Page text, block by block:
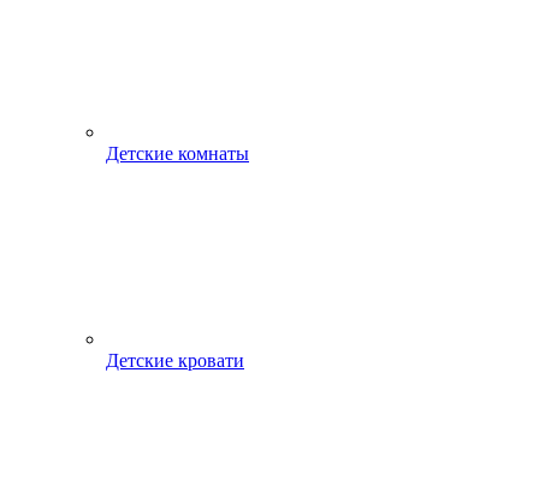
Детские комнаты
Детские кровати